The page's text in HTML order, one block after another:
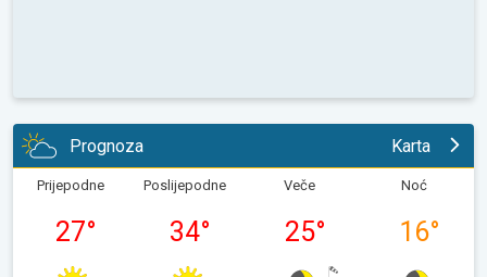
Prognoza Karta
Prijepodne
27°
Poslijepodne
34°
Veče
25°
Noć
16°